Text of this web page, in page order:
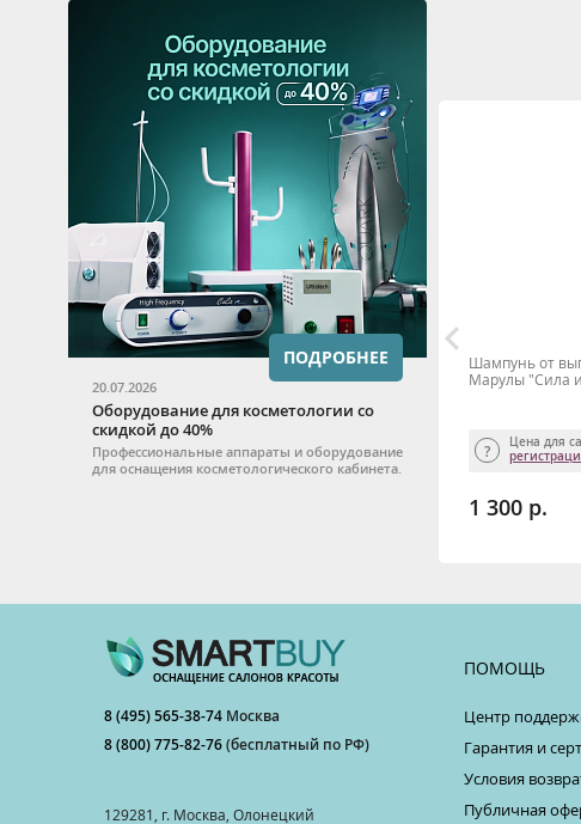
20.07.2026
Оборудование для косметологии со
скидкой до 40%
Профессиональные аппараты и оборудование
для оснащения косметологического кабинета.
ПОДРОБНЕЕ
Маска-бальзам 2-в-1 восстановление и
питание с кератином и маслом арганы
400мл MEOLI
Цена для салона доступна после
регистрации
Шампунь от
Марулы "Сила
Цена для
1 300 р.
8 (495) 565-38-74 Москва
8 (800) 775-82-76(бесплатный по РФ)
129281, г. Москва, Олонецкий
ПОМОЩЬ
Центр
Гарантия и
Условия
Публичная